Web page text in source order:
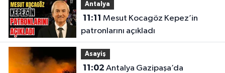
Antalya
11:11
patronlarını açıkladı
Asayiş
11:02